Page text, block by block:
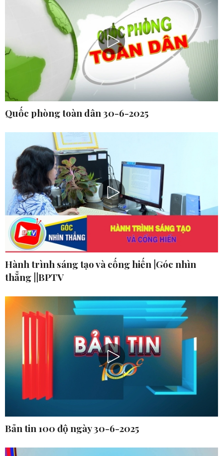
Quốc phòng toàn dân 30-6-2025
Hành trình sáng tạo và cống hiến |Góc nhìn
thẳng ||BPTV
Bản tin 100 độ ngày 30-6-2025